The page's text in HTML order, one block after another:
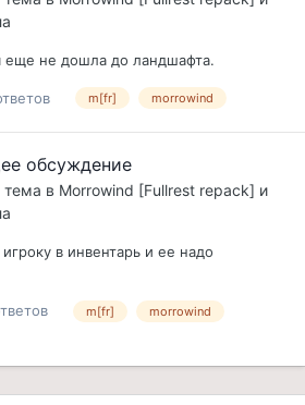
еще не дошла до ландшафта.
m[fr] morrowind
обсуждение
тема в Morrowind [Fullrest repack] и
в инвентарь и ее надо
m[fr] morrowind